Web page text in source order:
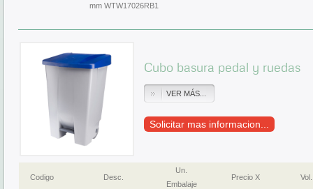
mm WTW17026RB1
Cubo basura pedal y ruedas
VER MÁS...
Solicitar mas informacion...
Codigo Desc.
Un.
Embalaje
Precio X Vol.